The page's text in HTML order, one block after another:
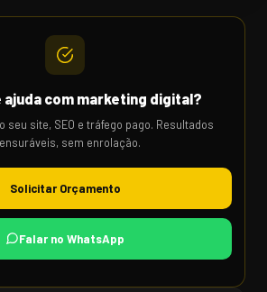
ajuda com marketing digital?
seu site, SEO e tráfego pago. Resultados
sem enrolação.
Solicitar Orçamento
Falar no WhatsApp